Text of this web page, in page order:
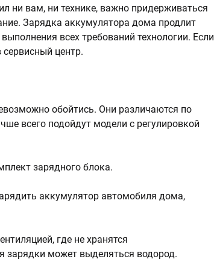
ни вам, ни технике, важно придерживаться
Зарядка аккумулятора дома продлит
всех требований технологии. Если
центр.
обойтись. Они различаются по
всего подойдут модели с регулировкой
зарядного блока.
аккумулятор автомобиля дома,
где не хранятся
зарядки может выделяться водород.